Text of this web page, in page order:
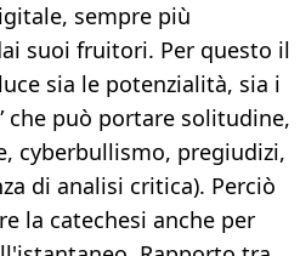
sempre più
suoi fruitori. Per questo il
sia le potenzialità, sia i
che può portare solitudine,
cyberbullismo, pregiudizi,
di analisi critica). Perciò
la catechesi anche per